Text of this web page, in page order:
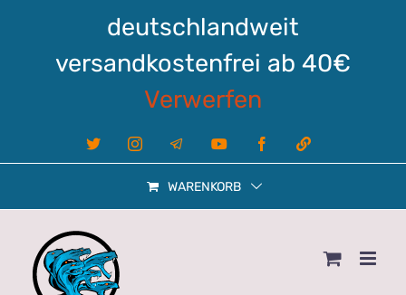
deutschlandweit
versandkostenfrei ab 40€
Verwerfen
X InstagramTelegram YouTube FacebookLinktree
WARENKORB